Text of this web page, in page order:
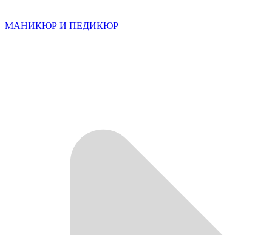
МАНИКЮР И ПЕДИКЮР